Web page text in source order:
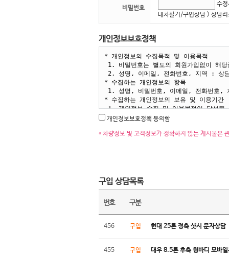
비밀번호
수
내차팔기/구입상담 > 상담
개인정보보호정책
개인정보보호정책 동의함
* 차량정보 및 고객정보가 정확하지 않는 게시물은
구입 상담목록
번호 구분
456 구입 현대 25톤 정축 샷시 문자상담
455 구입 대우 8.5톤 후축 윙바디 모바